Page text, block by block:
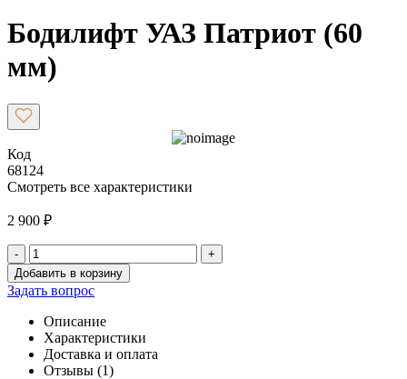
Бодилифт УАЗ Патриот (60
мм)
Код
68124
Смотреть все характеристики
2 900 ₽
- +
Количество
товара
Бодилифт
УАЗ
Патриот
Добавить в корзину
Задать вопрос
Описание
Характеристики
Доставка и оплата
Отзывы (1)